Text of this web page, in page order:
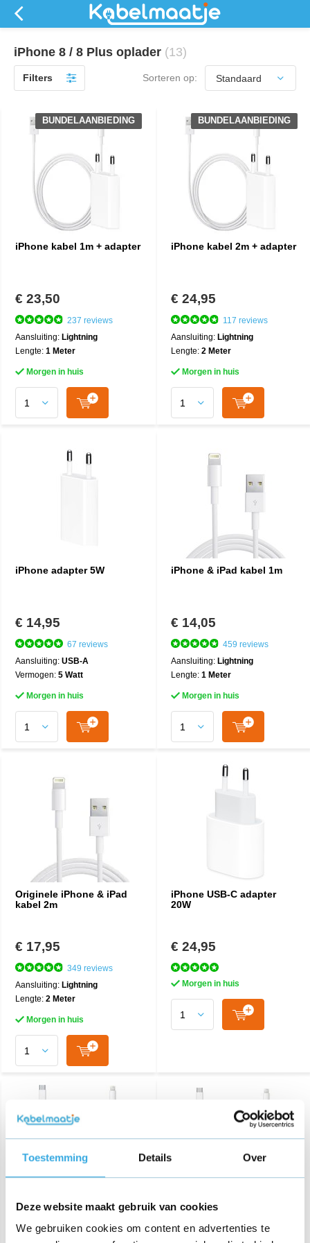
Toestemming Details Over
Deze website maakt gebruik van cookies
We gebruiken cookies om content en advertenties te
iPhone 8 / 8 Plus oplader (13)
Filters Sorteren op:
iPhone kabel 1m + adapter
BUNDELAANBIEDING
€ 23,50
237 reviews
Aansluiting: Lightning
Lengte: 1 Meter
Morgen in huis
iPhone kabel 2m + adapter
BUNDELAANBIEDING
€ 24,95
117 reviews
Aansluiting: Lightning
Lengte: 2 Meter
Morgen in huis
iPhone adapter 5W
€ 14,95
67 reviews
Aansluiting: USB-A
Vermogen: 5 Watt
Morgen in huis
iPhone & iPad kabel 1m
€ 14,05
459 reviews
Aansluiting: Lightning
Lengte: 1 Meter
Morgen in huis
Originele iPhone & iPad
kabel 2m
€ 17,95
349 reviews
Aansluiting: Lightning
Lengte: 2 Meter
Morgen in huis
iPhone USB-C adapter
20W
€ 24,95
Morgen in huis
Charger 20 Watt + USB-C
naar Lightning kabel 1
Charger 20 Watt + USB-C
naar Lightning kabel 2